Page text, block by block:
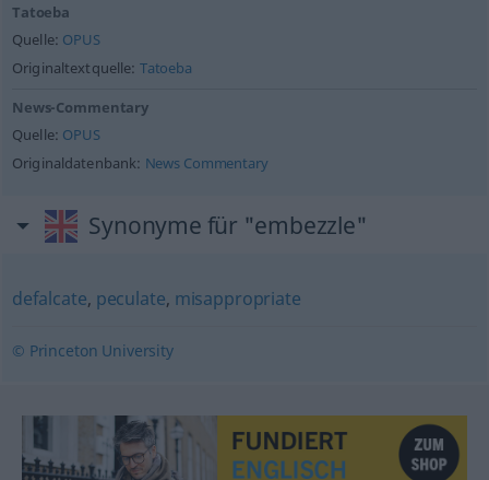
Tatoeba
Quelle: OPUS
Originaltextquelle: Tatoeba
News-Commentary
Quelle: OPUS
Originaldatenbank: News Commentary
Synonyme für "embezzle"
defalcate, peculate, misappropriate
© Princeton University